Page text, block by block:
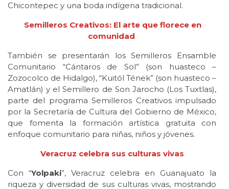
Chicontepec y una boda indígena tradicional.
Semilleros Creativos: El arte que florece en
comunidad
También se presentarán los Semilleros Ensamble
Comunitario “Cántaros de Sol” (son huasteco –
Zozocolco de Hidalgo), “Kuitól Tének” (son huasteco –
Amatlán) y el Semillero de Son Jarocho (Los Tuxtlas),
parte del programa Semilleros Creativos impulsado
por la Secretaría de Cultura del Gobierno de México,
que fomenta la formación artística gratuita con
enfoque comunitario para niñas, niños y jóvenes.
Veracruz celebra sus culturas vivas
Con “Yolpaki”, Veracruz celebra en Guanajuato la
riqueza y diversidad de sus culturas vivas, mostrando